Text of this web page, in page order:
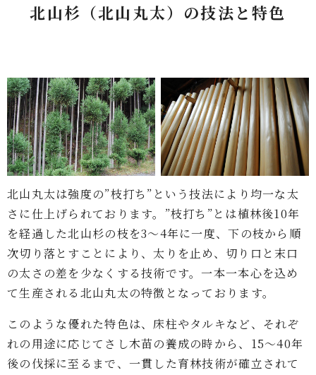
北山杉（北山丸太）の技法と特色
北山丸太は強度の”枝打ち”という技法により均一な太
さに仕上げられております。”枝打ち”とは植林後10年
を経過した北山杉の枝を3～4年に一度、下の枝から順
次切り落とすことにより、太りを止め、切り口と末口
の太さの差を少なくする技術です。一本一本心を込め
て生産される北山丸太の特徴となっております。
このような優れた特色は、床柱やタルキなど、それぞ
れの用途に応じてさし木苗の養成の時から、15～40年
後の伐採に至るまで、一貫した育林技術が確立されて